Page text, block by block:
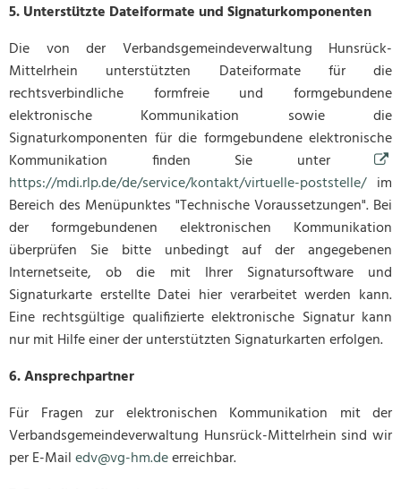
5. Unterstützte Dateiformate und Signaturkomponenten
Die von der Verbandsgemeindeverwaltung Hunsrück-
Mittelrhein unterstützten Dateiformate für die
rechtsverbindliche formfreie und formgebundene
elektronische Kommunikation sowie die
Signaturkomponenten für die formgebundene elektronische
Kommunikation finden Sie unter
https://mdi.rlp.de/de/service/kontakt/virtuelle-poststelle/im
Bereich des Menüpunktes "Technische Voraussetzungen". Bei
der formgebundenen elektronischen Kommunikation
überprüfen Sie bitte unbedingt auf der angegebenen
Internetseite, ob die mit Ihrer Signatursoftware und
Signaturkarte erstellte Datei hier verarbeitet werden kann.
Eine rechtsgültige qualifizierte elektronische Signatur kann
nur mit Hilfe einer der unterstützten Signaturkarten erfolgen.
6. Ansprechpartner
Für Fragen zur elektronischen Kommunikation mit der
Verbandsgemeindeverwaltung Hunsrück-Mittelrhein sind wir
per E-Mailedv@vg-hm.deerreichbar.